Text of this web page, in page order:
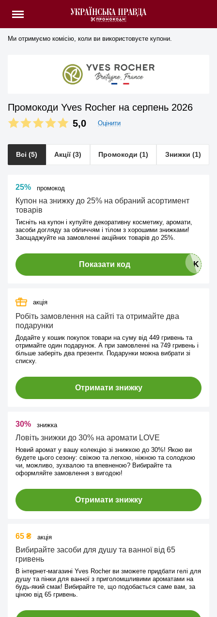
Ми отримуємо комісію, коли ви використовуєте купони.
Промокоди Yves Rocher на серпень 2026
5,0
Оцінити
Всі (5) Акції (3) Промокоди (1) Знижки (1)
25% промокод
Купон на знижку до 25% на обраний асортимент
товарів
Тисніть на купон і купуйте декоративну косметику, аромати,
засоби догляду за обличчям і тілом з хорошими знижками!
Заощаджуйте на замовленні акційних товарів до 25%.
Показати код
акція
Робіть замовлення на сайті та отримайте два
подарунки
Додайте у кошик покупок товари на суму від 449 гривень та
отримайте один подарунок. А при замовленні на 749 гривень і
більше заберіть два презенти. Подарунки можна вибрати зі
списку.
Отримати знижку
30% знижка
Ловіть знижки до 30% на аромати LOVE
Новий аромат у вашу колекцію зі знижкою до 30%! Якою ви
будете цього сезону: свіжою та легкою, ніжною та солодкою
чи, можливо, зухвалою та впевненою? Вибирайте та
оформляйте замовлення з вигодою!
Отримати знижку
65 ₴ акція
Вибирайте засоби для душу та ванної від 65
гривень
В інтернет-магазині Yves Rocher ви зможете придбати гелі для
душу та пінки для ванної з приголомшливими ароматами на
будь-який смак! Вибирайте те, що подобається саме вам, за
ціною від 65 гривень.